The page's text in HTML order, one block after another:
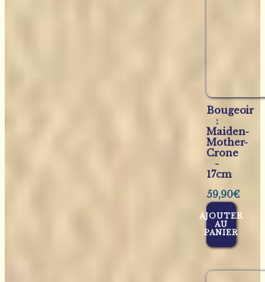
Bougeoir
:
Maiden-
Mother-
Crone
-
17cm
59,90€
AJOUTER
AU
PANIER